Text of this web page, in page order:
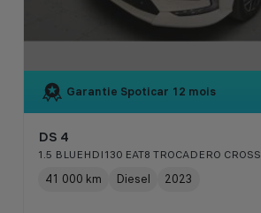
Garantie Spoticar 12 mois
DS 4
1.5 BLUEHDI130 EAT8 TROCADERO CROSS
41 000 km Diesel 2023